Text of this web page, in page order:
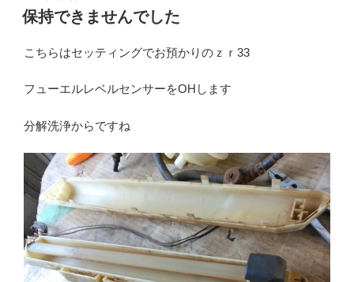
稿
日:
保持できませんでした
こちらはセッティングでお預かりのｚｒ33
フューエルレベルセンサーをOHします
分解洗浄からですね